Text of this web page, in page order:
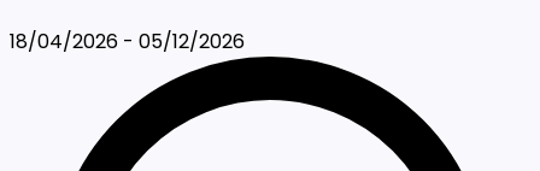
18/04/2026 - 05/12/2026